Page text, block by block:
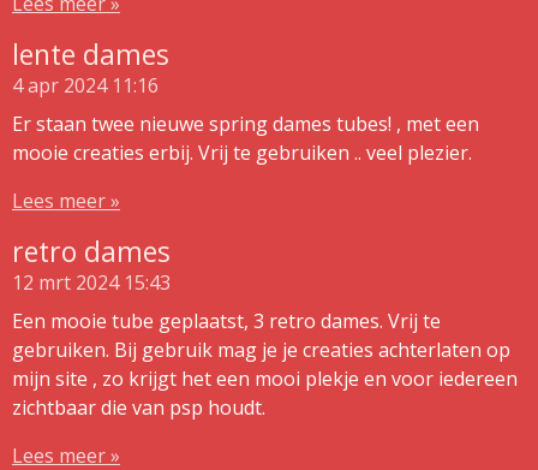
lente dames
4 apr 2024 11:16
Er staan twee nieuwe spring dames tubes! , met een
mooie creaties erbij. Vrij te gebruiken .. veel plezier.
Lees meer »
retro dames
12 mrt 2024 15:43
Een mooie tube geplaatst, 3 retro dames. Vrij te
gebruiken. Bij gebruik mag je je creaties achterlaten op
mijn site , zo krijgt het een mooi plekje en voor iedereen
zichtbaar die van psp houdt.
Lees meer »